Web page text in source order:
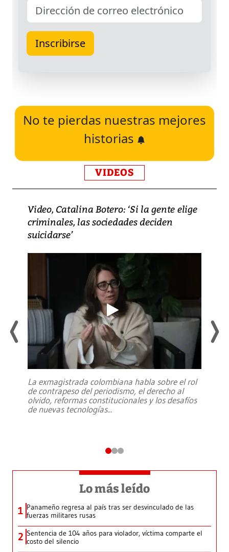
No te pierdas nuestras mejores
historias
VIDEOS
Video, Catalina Botero: ‘Si la gente elige
criminales, las sociedades deciden
suicidarse’
La exmagistrada colombiana habla sobre el rol
de contrapeso del periodismo, el derecho al
olvido, reformas constitucionales y los desafíos
de nuevas tecnologías...
Lo más leído
1 Panameño regresa al país tras ser desvinculado de las
fuerzas militares rusas
2 Sentencia de 104 años para violador, víctima comparte el
costo del silencio